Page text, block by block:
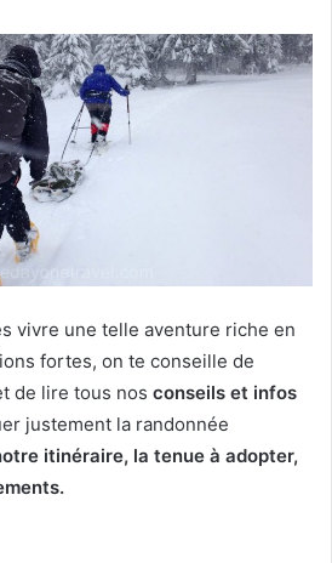
vivre une telle aventure riche en
fortes, on te conseille de
de lire tous nos conseils et infos
justement la randonnée
itinéraire, la tenue à adopter,